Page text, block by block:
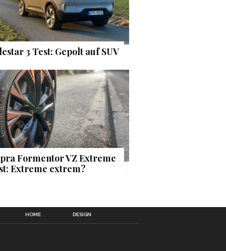
3 Test: Gepolt auf SUV
Formentor VZ Extreme
Extreme extrem?
HOME DESIGN